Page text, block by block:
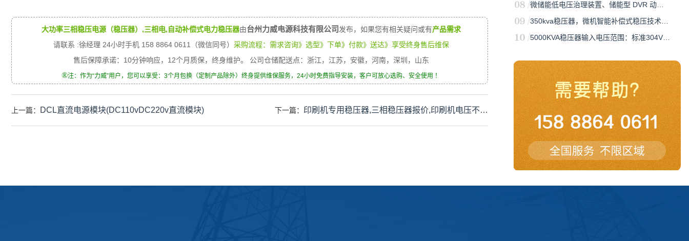
微储能低电压治理装置、储能型 DVR 动…
350kva稳压器，微机智能补偿式稳压技术…
5000KVA稳压器输入电压范围：标准304V…
大功率三相稳压电源（稳压器）,三相电,自动补偿式电力稳压器由台州力威电源科技有限公司发布，如果您有相关疑问或有产品需求
请联系 :徐经理 24小时手机 158 8864 0611（微信同号） 采购流程：需求咨询》选型》下单》付款》送达》享受终身售后维保
售后保障承诺：10分钟响应，12个月质保，终身维护。 公司仓储配送点：浙江，江苏，安徽，河南，深圳，山东
®注：作为“力威”用户，您可以享受：3个月包换（定制产品除外）终身提供维保服务，24小时免费指导安装，客户可放心选购、安全使用 ！
上一篇： DCL直流电源模块(DC110vDC220v直流模块) 下一篇： 印刷机专用稳压器,三相稳压器报价,印刷机电压不…